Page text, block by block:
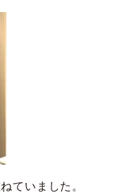
ていました。